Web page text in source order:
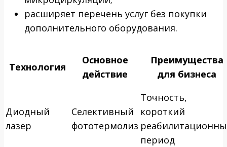
расширяет перечень услуг без покупки
дополнительного оборудования.
Технология
Основное
действие
Преимущества
для бизнеса
Диодный
лазер
Селективный
фототермолиз
Точность,
короткий
период